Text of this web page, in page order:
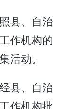
县、自治
作机构的
活动。
县、自治
作机构批